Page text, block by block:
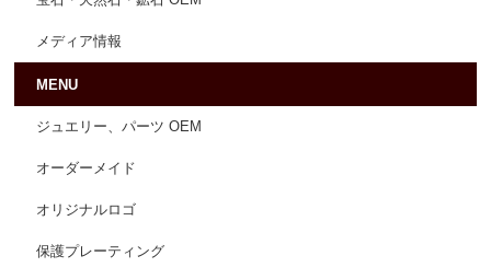
メディア情報
MENU
ジュエリー、パーツ OEM
オーダーメイド
オリジナルロゴ
保護プレーティング